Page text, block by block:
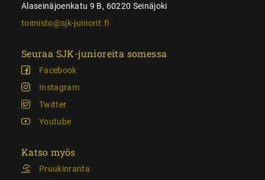
Alaseinäjoenkatu 9 B, 60220 Seinäjoki
toimisto@sjk-juniorit.fi
Seuraa SJK-junioreita somessa
Facebook
Instagram
Twitter
Youtube
Katso myös
Pruukinranta